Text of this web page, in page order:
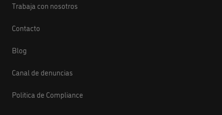
Trabaja con nosotros
Contacto
Blog
Canal de denuncias
Politica de Compliance